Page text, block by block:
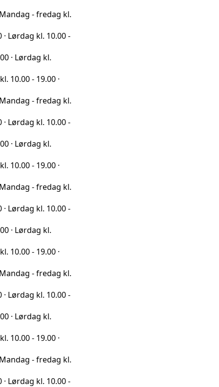
- fredag kl.
kl. 10.00 -
kl.
19.00 ·
- fredag kl.
kl. 10.00 -
kl.
19.00 ·
- fredag kl.
kl. 10.00 -
kl.
19.00 ·
- fredag kl.
kl. 10.00 -
kl.
19.00 ·
- fredag kl.
kl. 10.00 -